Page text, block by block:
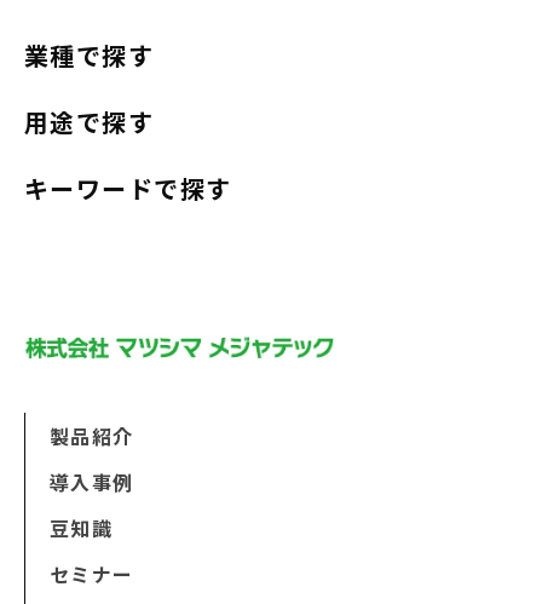
業種で探す
用途で探す
キーワードで探す
製品紹介
導入事例
豆知識
セミナー